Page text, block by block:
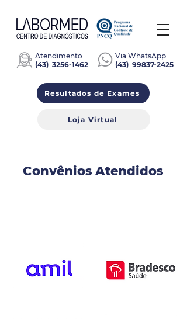
Atendimento
(43) 3256-1462
Via WhatsApp
(43) 99837-2425
Resultados de Exames
Loja Virtual
Convênios Atendidos